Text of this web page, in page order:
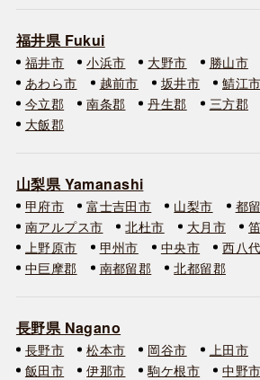
福井県 Fukui
福井市 小浜市 大野市 勝山市
あわら市
越前市 坂井市 鯖江市
今立郡
南条郡 丹生郡 三方郡
大飯郡
山梨県 Yamanashi
甲府市 富士吉田市 山梨市 都
南アルプス市
北杜市 大月市
上野原市
甲州市 中央市 西八
中巨摩郡
南都留郡 北都留郡
長野県 Nagano
長野市 松本市 岡谷市 上田市
飯田市
伊那市 駒ケ根市 中野市